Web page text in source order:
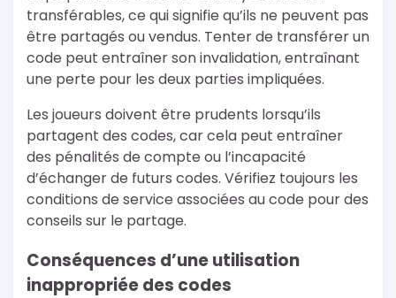
transférables, ce qui signifie qu’ils ne peuvent pas
être partagés ou vendus. Tenter de transférer un
code peut entraîner son invalidation, entraînant
une perte pour les deux parties impliquées.
Les joueurs doivent être prudents lorsqu’ils
partagent des codes, car cela peut entraîner
des pénalités de compte ou l’incapacité
d’échanger de futurs codes. Vérifiez toujours les
conditions de service associées au code pour des
conseils sur le partage.
Conséquences d’une utilisation
inappropriée des codes